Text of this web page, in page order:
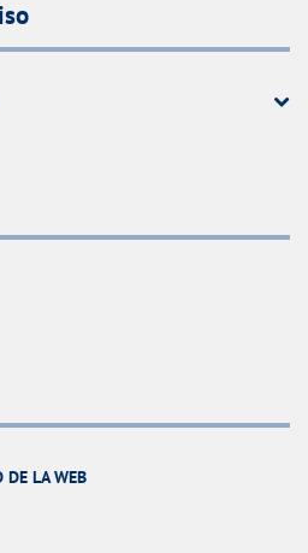
DE LA WEB